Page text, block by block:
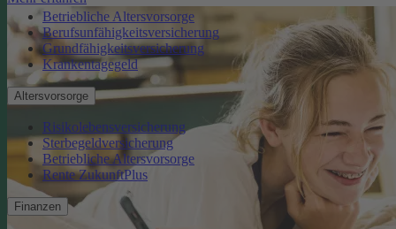
Betriebliche Altersvorsorge
Berufsunfähigkeitsversicherung
Grundfähigkeitsversicherung
Krankentagegeld
Altersvorsorge
Risikolebensversicherung
Sterbegeldversicherung
Betriebliche Altersvorsorge
Rente ZukunftPlus
Finanzen